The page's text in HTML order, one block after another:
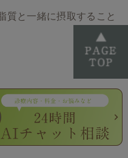
と一緒に摂取すること
ナッツ
＋マヨネーズ
です。